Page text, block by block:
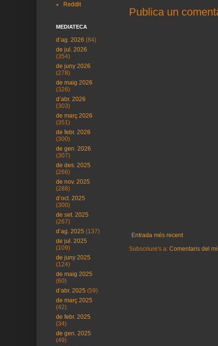
Publica un
Entrada més recent
Subscriure's a: Comentaris del
Reddit
MEDIATECA
d’ag. 2026 (84)
de jul. 2026
(354)
de juny 2026
(278)
de maig 2026
(326)
d’abr. 2026
(303)
de març 2026
(351)
de febr. 2026
(300)
de gen. 2026
(307)
de des. 2025
(266)
de nov. 2025
(288)
d’oct. 2025
(300)
de set. 2025
(267)
d’ag. 2025 (137)
de jul. 2025
(109)
de juny 2025
(124)
de maig 2025
(60)
d’abr. 2025 (59)
de març 2025
(42)
de febr. 2025
(34)
de gen. 2025
(49)